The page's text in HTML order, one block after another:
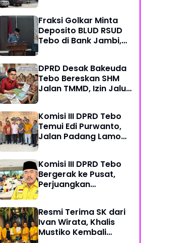
Jambi
Fraksi Golkar Minta
Deposito BLUD RSUD
Tebo di Bank Jambi,
Perintis
DPRD Desak Bakeuda
Tebo Bereskan SHM
Jalan TMMD, Izin Jalur
Komisi III DPRD Tebo
Temui Edi Purwanto,
Jalan Padang Lamo
Komisi III DPRD Tebo
Bergerak ke Pusat,
Perjuangkan
Resmi Terima SK dari
Ivan Wirata, Khalis
Mustiko Kembali